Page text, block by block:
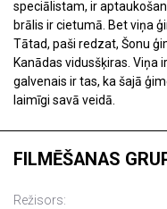
speciālistam, ir
brālis ir cietumā. Bet viņa
Tātad, paši redzat, Šonu
Kanādas vidusšķiras. Viņa
galvenais ir tas, ka šajā
laimīgi savā veidā.
FILMĒŠANAS
Režisors: